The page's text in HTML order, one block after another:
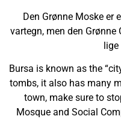
Den Grønne Moske er
vartegn, men den Grønne
lige
Bursa is known as the
tombs, it also has many
town, make sure to
Mosque and Social